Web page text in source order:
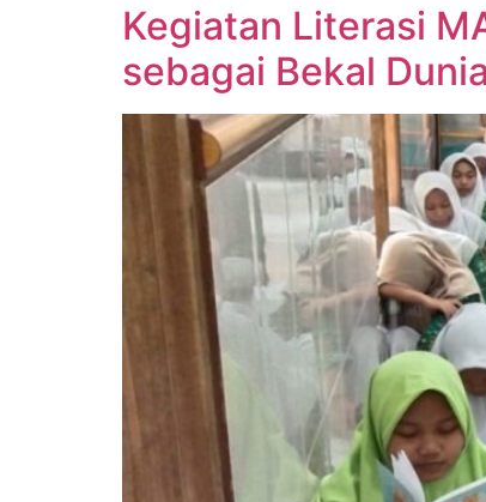
Kegiatan Literasi
sebagai Bekal